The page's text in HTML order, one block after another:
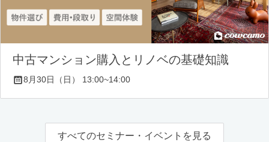
中古マンション購入とリノベの基礎知識
8月30日（日） 13:00~14:00
すべてのセミナー・イベントを見る